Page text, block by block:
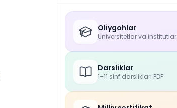
Oliygohlar
Universitetlar va institutlar
Darsliklar
1–11 sinf darsliklari PDF